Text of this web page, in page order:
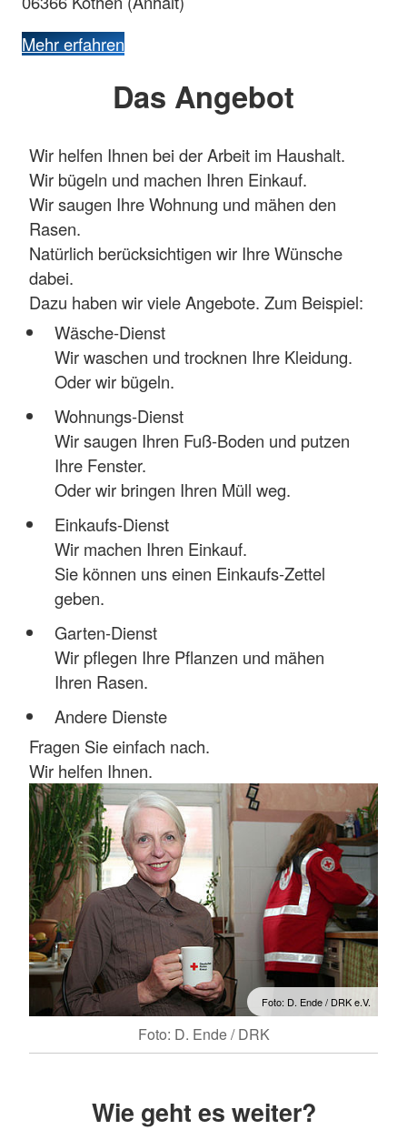
Mehr erfahren
Foto: D. Ende / DRK e.V.
Foto: D. Ende / DRK
Das Angebot
Wir helfen Ihnen bei der Arbeit im Haushalt.
Wir bügeln und machen Ihren Einkauf.
Wir saugen Ihre Wohnung und mähen den
Rasen.
Natürlich berücksichtigen wir Ihre Wünsche
dabei.
Dazu haben wir viele Angebote. Zum Beispiel:
Wäsche-Dienst
Wir waschen und trocknen Ihre Kleidung.
Oder wir bügeln.
Wohnungs-Dienst
Wir saugen Ihren Fuß-Boden und putzen
Ihre Fenster.
Oder wir bringen Ihren Müll weg.
Einkaufs-Dienst
Wir machen Ihren Einkauf.
Sie können uns einen Einkaufs-Zettel
geben.
Garten-Dienst
Wir pflegen Ihre Pflanzen und mähen
Ihren Rasen.
Andere Dienste
Fragen Sie einfach nach.
Wir helfen Ihnen.
Wie geht es weiter?